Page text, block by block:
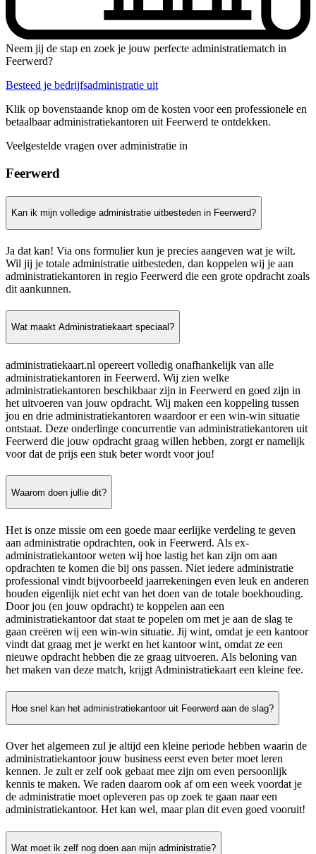
Neem jij de stap en zoek je jouw perfecte administratiematch in
Feerwerd?
Besteed je bedrijfsadministratie uit
Klik op bovenstaande knop om de kosten voor een professionele en
betaalbaar administratiekantoren uit Feerwerd te ontdekken.
Veelgestelde vragen over administratie in
Feerwerd
Kan ik mijn volledige administratie uitbesteden in Feerwerd?
Ja dat kan! Via ons formulier kun je precies aangeven wat je wilt.
Wil jij je totale administratie uitbesteden, dan koppelen wij je aan
administratiekantoren in regio Feerwerd die een grote opdracht zoals
dit aankunnen.
Wat maakt Administratiekaart speciaal?
administratiekaart.nl opereert volledig onafhankelijk van alle
administratiekantoren in Feerwerd. Wij zien welke
administratiekantoren beschikbaar zijn in Feerwerd en goed zijn in
het uitvoeren van jouw opdracht. Wij maken een koppeling tussen
jou en drie administratiekantoren waardoor er een win-win situatie
ontstaat. Deze onderlinge concurrentie van administratiekantoren uit
Feerwerd die jouw opdracht graag willen hebben, zorgt er namelijk
voor dat de prijs een stuk beter wordt voor jou!
Waarom doen jullie dit?
Het is onze missie om een goede maar eerlijke verdeling te geven
aan administratie opdrachten, ook in Feerwerd. Als ex-
administratiekantoor weten wij hoe lastig het kan zijn om aan
opdrachten te komen die bij ons passen. Niet iedere administratie
professional vindt bijvoorbeeld jaarrekeningen even leuk en anderen
houden eigenlijk niet echt van het doen van de totale boekhouding.
Door jou (en jouw opdracht) te koppelen aan een
administratiekantoor dat staat te popelen om met je aan de slag te
gaan creëren wij een win-win situatie. Jij wint, omdat je een kantoor
vindt dat graag met je werkt en het kantoor wint, omdat ze een
nieuwe opdracht hebben die ze graag uitvoeren. Als beloning van
het maken van deze match, krijgt Administratiekaart een kleine fee.
Hoe snel kan het administratiekantoor uit Feerwerd aan de slag?
Over het algemeen zul je altijd een kleine periode hebben waarin de
administratiekantoor jouw business eerst even beter moet leren
kennen. Je zult er zelf ook gebaat mee zijn om even persoonlijk
kennis te maken. We raden daarom ook af om een week voordat je
de administratie moet opleveren pas op zoek te gaan naar een
administratiekantoor. Het kan wel, maar plan dit even goed vooruit!
Wat moet ik zelf nog doen aan mijn administratie?